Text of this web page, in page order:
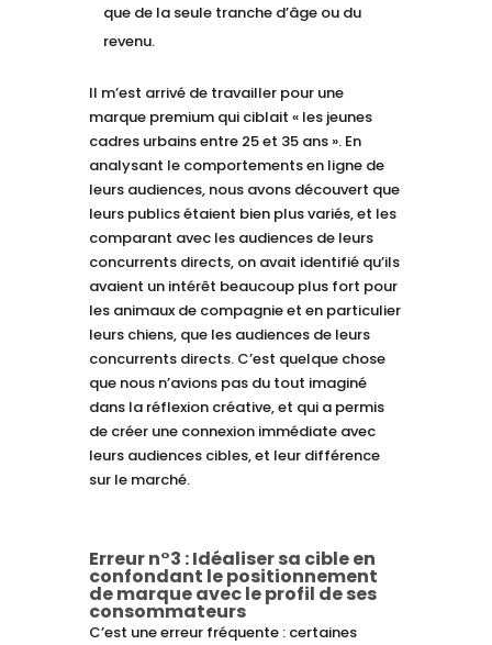
que de la seule tranche d’âge ou du
revenu.
Il m’est arrivé de travailler pour une
marque premium qui ciblait « les jeunes
cadres urbains entre 25 et 35 ans ». En
analysant le comportements en ligne de
leurs audiences, nous avons découvert que
leurs publics étaient bien plus variés, et les
comparant avec les audiences de leurs
concurrents directs, on avait identifié qu’ils
avaient un intérêt beaucoup plus fort pour
les animaux de compagnie et en particulier
leurs chiens, que les audiences de leurs
concurrents directs. C’est quelque chose
que nous n’avions pas du tout imaginé
dans la réflexion créative, et qui a permis
de créer une connexion immédiate avec
leurs audiences cibles, et leur différence
sur le marché.
Erreur n°3 : Idéaliser sa cible en
confondant le positionnement
de marque avec le profil de ses
consommateurs
C’est une erreur fréquente : certaines